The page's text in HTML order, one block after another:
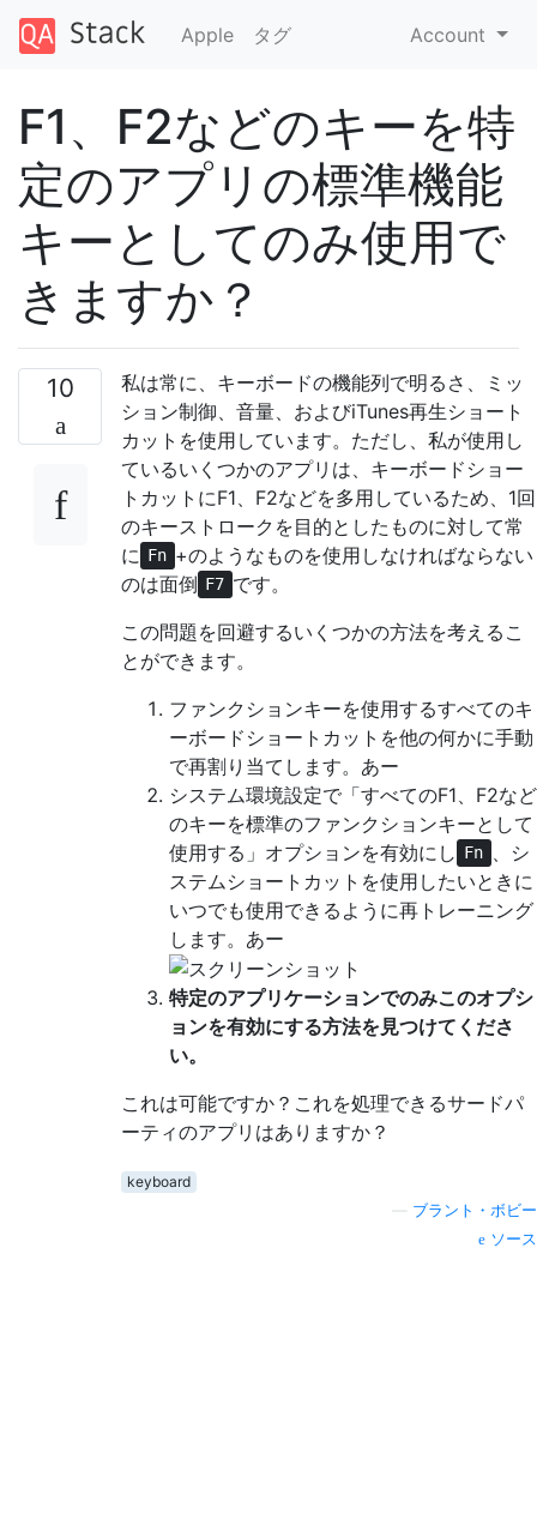
Apple タグ Account
F1、F2などのキーを特
定のアプリの標準機能
キーとしてのみ使用で
きますか？
10
私は常に、キーボードの機能列で明るさ、ミッ
ション制御、音量、およびiTunes再生ショート
カットを使用しています。ただし、私が使用し
ているいくつかのアプリは、キーボードショー
トカットにF1、F2などを多用しているため、1回
のキーストロークを目的としたものに対して常
に Fn +のようなものを使用しなければならない
のは面倒 F7 です。
この問題を回避するいくつかの方法を考えるこ
とができます。
ファンクションキーを使用するすべてのキ
ーボードショートカットを他の何かに手動
で再割り当てします。あー
システム環境設定で「すべてのF1、F2など
のキーを標準のファンクションキーとして
使用する」オプションを有効にし Fn
、シ
ステムショートカットを使用したいときに
いつでも使用できるように再トレーニング
します。あー
特定のアプリケーションでのみこのオプシ
ョンを有効にする方法を見つけてくださ
い。
これは可能ですか？これを処理できるサードパ
ーティのアプリはありますか？
keyboard
ブラント・ボビー
ソース